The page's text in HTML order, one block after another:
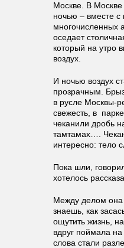
Москве. В
ночью – вместе
многочисленных
оседает
который на утро
воздух.
И ночью воздух
прозрачным.
в русле Москвы-
свежесть, в
чеканили дробь
тамтамах….
интересно: тело
Пока шли,
хотелось
Между делом она
знаешь, как
ощутить жизнь,
вдруг поймала
слова стали